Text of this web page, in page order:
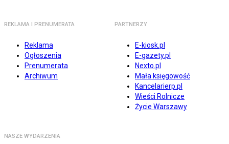
REKLAMA I PRENUMERATA
Reklama
Ogłoszenia
Prenumerata
Archiwum
PARTNERZY
E-kiosk.pl
E-gazety.pl
Nexto.pl
Mała księgowość
Kancelarierp.pl
Wieści Rolnicze
Życie Warszawy
NASZE WYDARZENIA